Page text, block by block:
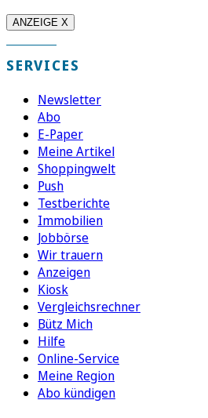
ANZEIGE X
SERVICES
Newsletter
Abo
E-Paper
Meine Artikel
Shoppingwelt
Push
Testberichte
Immobilien
Jobbörse
Wir trauern
Anzeigen
Kiosk
Vergleichsrechner
Bütz Mich
Hilfe
Online-Service
Meine Region
Abo kündigen